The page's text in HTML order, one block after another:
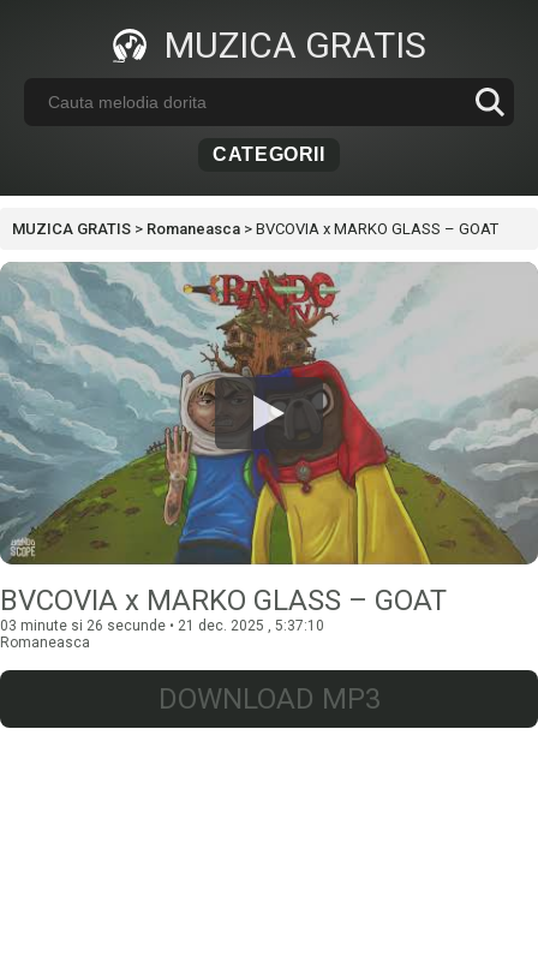
MUZICA GRATIS
CATEGORII
MUZICA GRATIS > Romaneasca > BVCOVIA x MARKO GLASS – GOAT
BVCOVIA x MARKO GLASS – GOAT
03 minute si 26 secunde • 21 dec. 2025 , 5:37:10
Romaneasca
DOWNLOAD MP3